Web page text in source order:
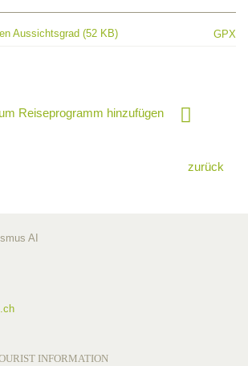
Aussichtsgrad (52 KB) GPX
Reiseprogramm hinzufügen
zurück
AI
INFORMATION